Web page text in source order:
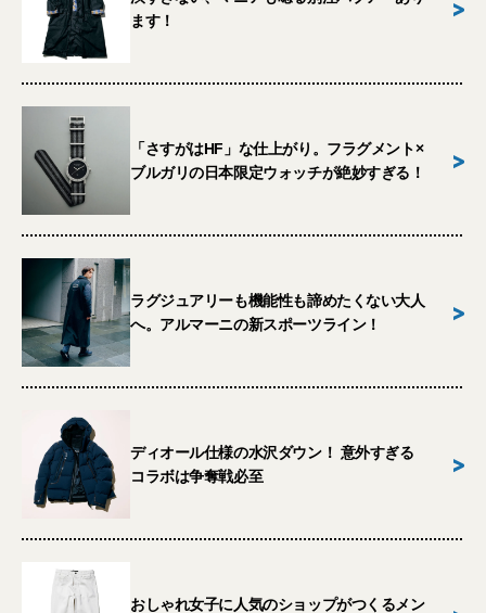
ます！
>
「さすがはHF」な仕上がり。フラグメント×
ブルガリの日本限定ウォッチが絶妙すぎる！
>
ラグジュアリーも機能性も諦めたくない大人
へ。アルマーニの新スポーツライン！
>
ディオール仕様の水沢ダウン！ 意外すぎる
コラボは争奪戦必至
>
おしゃれ女子に人気のショップがつくるメン